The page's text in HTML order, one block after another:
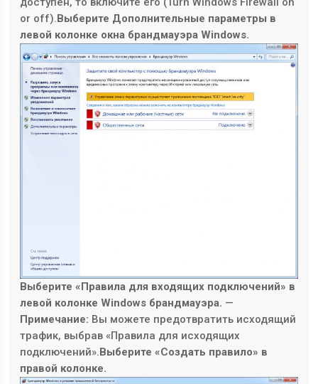
or off).Выберите Дополнительные параметры в
левой колонке окна брандмауэра Windows.
Выберите «Правила для входящих подключений» в
левой колонке Windows брандмауэра. —
Примечание: Вы можете предотвратить исходящий
трафик, выбрав «Правила для исходящих
подключений».Выберите «Создать правило» в
правой колонке.